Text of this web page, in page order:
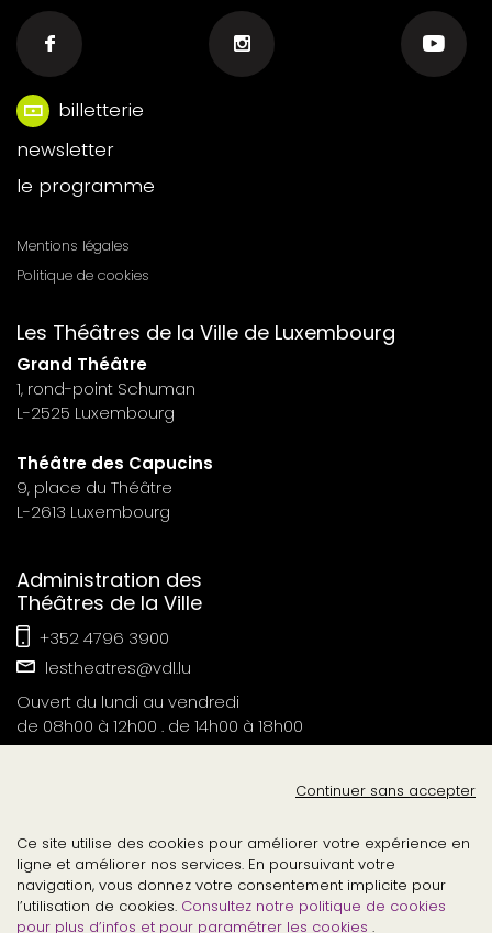
Menu
footer
n°6
billetterie
newsletter
le programme
Menu
n°7
Mentions légales
Politique de cookies
Les Théâtres de la Ville de Luxembourg
Grand Théâtre
1, rond-point Schuman
L-2525 Luxembourg
Théâtre des Capucins
9, place du Théâtre
L-2613 Luxembourg
Administration des
Théâtres de la Ville
+352 4796 3900
lestheatres@vdl.lu
Ouvert du lundi au vendredi
de 08h00 à 12h00 . de 14h00 à 18h00
Continuer sans accepter
Ce site utilise des cookies pour améliorer votre expérience en
ligne et améliorer nos services. En poursuivant votre
navigation, vous donnez votre consentement implicite pour
l’utilisation de cookies. Consultez notre politique de cookies
pour plus d’infos et pour paramétrer les cookies .